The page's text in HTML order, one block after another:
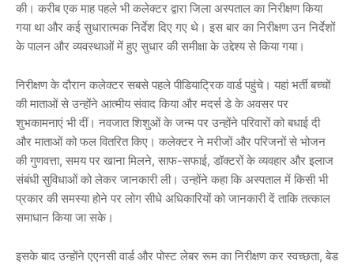
की। करीब एक माह पहले भी कलेक्टर द्वारा जिला अस्पताल का निरीक्षण किया
गया था और कई सुधारात्मक निर्देश दिए गए थे। इस बार का निरीक्षण उन निर्देशों
के पालन और व्यवस्थाओं में हुए सुधार की समीक्षा के उद्देश्य से किया गया।
निरीक्षण के दौरान कलेक्टर सबसे पहले पीडियाट्रिक वार्ड पहुंचे। यहां भर्ती बच्चों
की माताओं से उन्होंने आत्मीय संवाद किया और मदर्स डे के अवसर पर
शुभकामनाएं भी दीं। नवजात शिशुओं के जन्म पर उन्होंने परिवारों को बधाई दी
और माताओं को फल वितरित किए। कलेक्टर ने मरीजों और परिजनों से भोजन
की गुणवत्ता, समय पर खाना मिलने, साफ-सफाई, डॉक्टरों के व्यवहार और इलाज
संबंधी सुविधाओं को लेकर जानकारी ली। उन्होंने कहा कि अस्पताल में किसी भी
प्रकार की समस्या होने पर लोग सीधे अधिकारियों को जानकारी दें ताकि तत्काल
समाधान किया जा सके।
इसके बाद उन्होंने एएनसी वार्ड और पोस्ट लेबर रूम का निरीक्षण कर स्वच्छता, बेड